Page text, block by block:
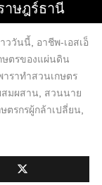
าษฎร์ธานี
ววันนี้, อาชีพ-เอสเอ็
ษตรของแผ่นดิน
ราทำสวนเกษตร
สมผสาน, สวนนาย
ษตรกรผู้กล้าเปลี่ยน,